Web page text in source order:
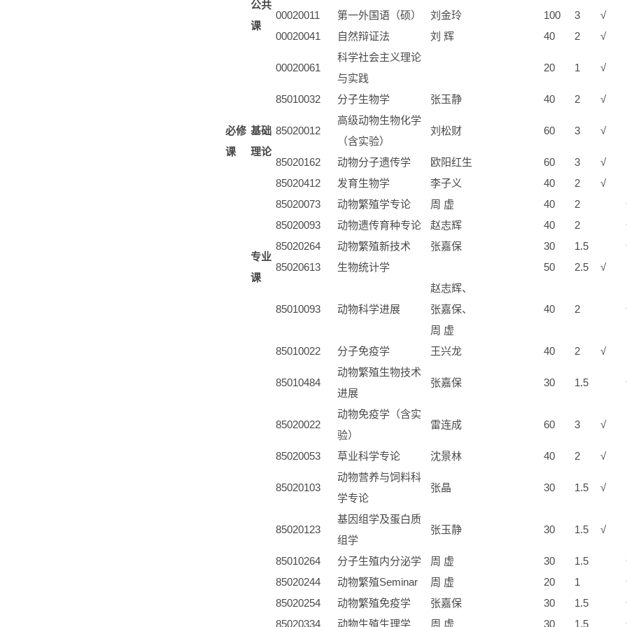
必修
课
公共
课
00020011 第一外国语（硕） 刘金玲 100 3
√
00020041
自然辩证法 刘 辉 40 2 √
00020061
科学社会主义理论
与实践
20 1 √
基础
理论
85010032 分子生物学 张玉静 40 2 √
85020012
高级动物生物化学
（含实验）
刘松财 60 3 √
85020162 动物分子遗传学 欧阳红生 60 3
√
85020412
发育生物学 李子义 40 2 √
专业
课
85020073 动物繁殖学专论 周 虚 40 2
85020093
动物遗传育种专论 赵志辉 40 2
85020264
动物繁殖新技术 张嘉保 30 1.5
85020613
生物统计学 50 2.5 √
85010093 动物科学进展
赵志辉、
张嘉保、
周 虚
40 2
85010022 分子免疫学 王兴龙 40 2 √
85010484
动物繁殖生物技术
进展
张嘉保 30 1.5
85020022
动物免疫学（含实
验）
雷连成 60 3 √
85020053 草业科学专论 沈景林 40 2 √
85020103
动物营养与饲料科
学专论
张晶 30 1.5 √
85020123
基因组学及蛋白质
组学
张玉静 30 1.5 √
85010264 分子生殖内分泌学 周 虚 30 1.5
85020244
动物繁殖Seminar 周 虚 20 1
85020254
动物繁殖免疫学 张嘉保 30 1.5
85020334
动物生殖生理学 周 虚 30 1.5